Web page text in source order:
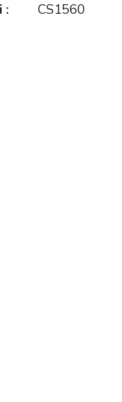
: CS1560